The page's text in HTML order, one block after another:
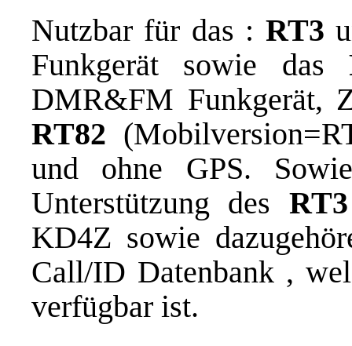
Nutzbar für das : RT3
Funkgerät sowie das
DMR&FM Funkgerät,
RT82
und ohne GPS.
Unterstützung des
KD4Z sowie
Call/ID Datenbank ,
verfügbar ist.